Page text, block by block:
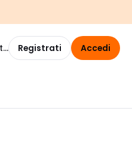
Registrati Accedi